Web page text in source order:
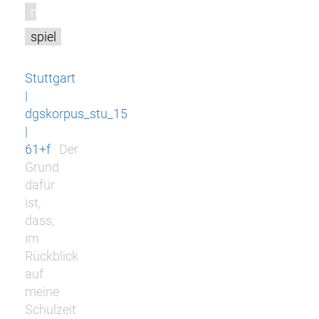
m
spiel
Stuttgart
|
dgskorpus_stu_15
|
61+f
Der
Grund
dafür
ist,
dass,
im
Rückblick
auf
meine
Schulzeit